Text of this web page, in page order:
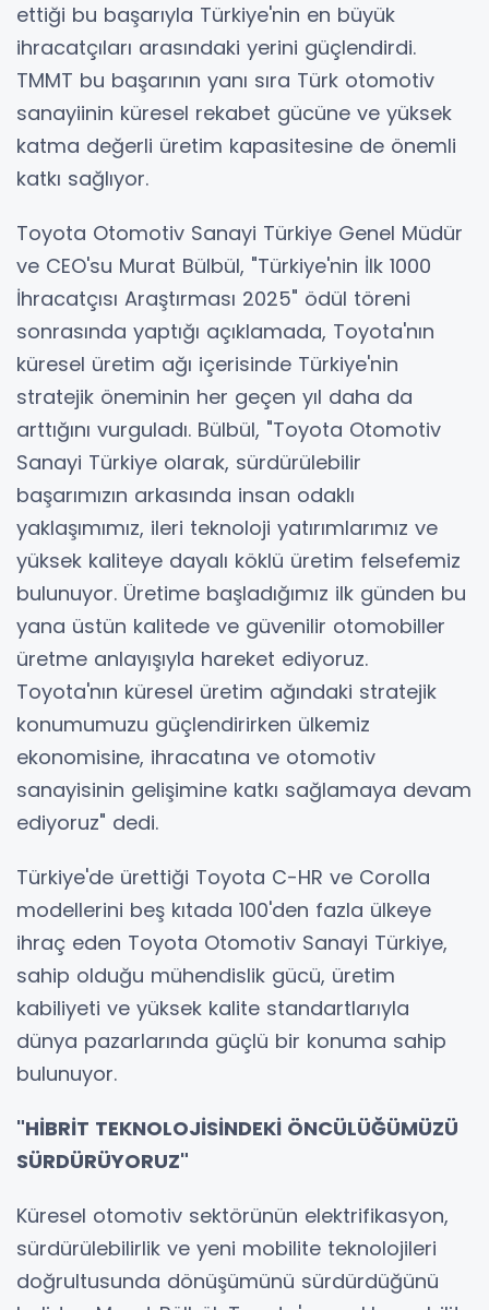
ettiği bu başarıyla Türkiye'nin en büyük
ihracatçıları arasındaki yerini güçlendirdi.
TMMT bu başarının yanı sıra Türk otomotiv
sanayiinin küresel rekabet gücüne ve yüksek
katma değerli üretim kapasitesine de önemli
katkı sağlıyor.
Toyota Otomotiv Sanayi Türkiye Genel Müdür
ve CEO'su Murat Bülbül, "Türkiye'nin İlk 1000
İhracatçısı Araştırması 2025" ödül töreni
sonrasında yaptığı açıklamada, Toyota'nın
küresel üretim ağı içerisinde Türkiye'nin
stratejik öneminin her geçen yıl daha da
arttığını vurguladı. Bülbül, "Toyota Otomotiv
Sanayi Türkiye olarak, sürdürülebilir
başarımızın arkasında insan odaklı
yaklaşımımız, ileri teknoloji yatırımlarımız ve
yüksek kaliteye dayalı köklü üretim felsefemiz
bulunuyor. Üretime başladığımız ilk günden bu
yana üstün kalitede ve güvenilir otomobiller
üretme anlayışıyla hareket ediyoruz.
Toyota'nın küresel üretim ağındaki stratejik
konumumuzu güçlendirirken ülkemiz
ekonomisine, ihracatına ve otomotiv
sanayisinin gelişimine katkı sağlamaya devam
ediyoruz" dedi.
Türkiye'de ürettiği Toyota C-HR ve Corolla
modellerini beş kıtada 100'den fazla ülkeye
ihraç eden Toyota Otomotiv Sanayi Türkiye,
sahip olduğu mühendislik gücü, üretim
kabiliyeti ve yüksek kalite standartlarıyla
dünya pazarlarında güçlü bir konuma sahip
bulunuyor.
"HİBRİT TEKNOLOJİSİNDEKİ ÖNCÜLÜĞÜMÜZÜ
SÜRDÜRÜYORUZ"
Küresel otomotiv sektörünün elektrifikasyon,
sürdürülebilirlik ve yeni mobilite teknolojileri
doğrultusunda dönüşümünü sürdürdüğünü